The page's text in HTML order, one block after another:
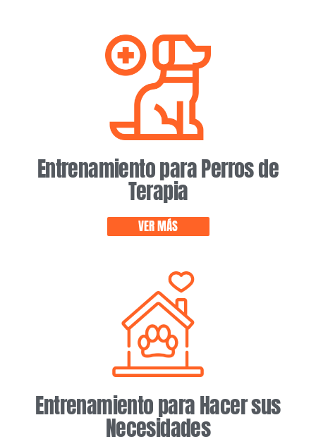
Entrenamiento para Perros de
Terapia
VER MÁS
Entrenamiento para Hacer sus
Necesidades